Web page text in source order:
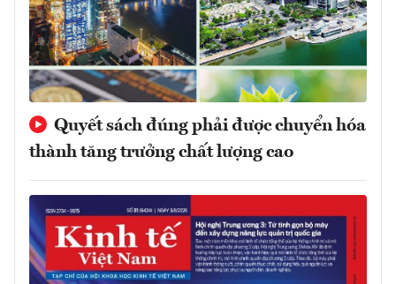
Quyết sách đúng phải được chuyển hóa
thành tăng trưởng chất lượng cao